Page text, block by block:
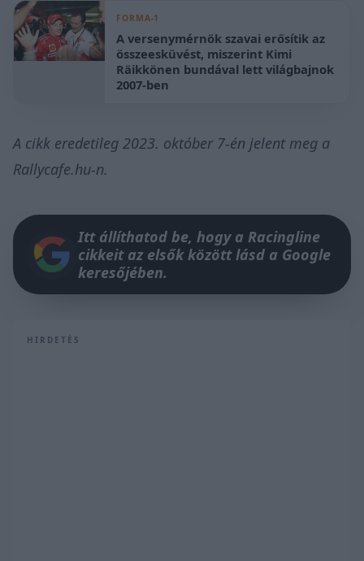
FORMA-1
A versenymérnök szavai erősítik az
összeesküvést, miszerint Kimi
Räikkönen bundával lett világbajnok
2007-ben
A cikk eredetileg 2023. október 7-én jelent meg a
Rallycafe.hu-n.
Itt állíthatod be, hogy a Racingline
cikkeit az elsők között lásd a Google
keresőjében.
HIRDETÉS